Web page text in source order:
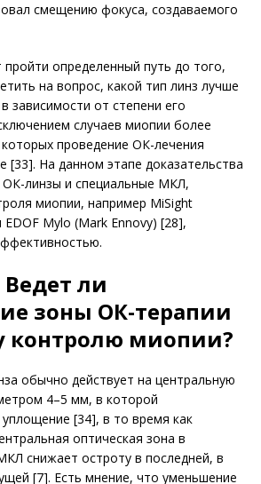
смещению фокуса, создаваемого
определенный путь до того,
на вопрос, какой тип линз лучше
зависимости от степени его
случаев миопии более
проведение ОК-лечения
[33]. На данном этапе доказательства
линзы и специальные МКЛ,
миопии, например MiSight
Mylo (Mark Ennovy) [28],
ли
зоны ОК-терапии
контролю миопии?
обычно действует на центральную
4–5 мм, в которой
[34], в то время как
оптическая зона в
снижает остроту в последней, в
[7]. Есть мнение, что уменьшение